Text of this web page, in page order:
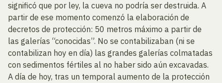
significó que por ley, la cueva no podría ser destruida. A
partir de ese momento comenzó la elaboración de
decretos de protección: 50 metros máximo a partir de
las galerías “conocidas”. No se contabilizaban (ni se
contabilizan hoy en día) las grandes galerías colmatadas
con sedimentos fértiles al no haber sido aún excavadas.
A día de hoy, tras un temporal aumento de la protección